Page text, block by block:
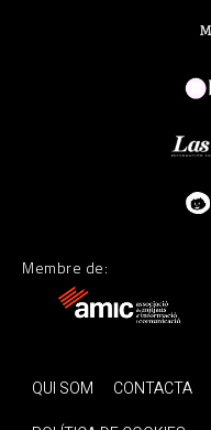
Membre de:
QUI SOM CONTACTA